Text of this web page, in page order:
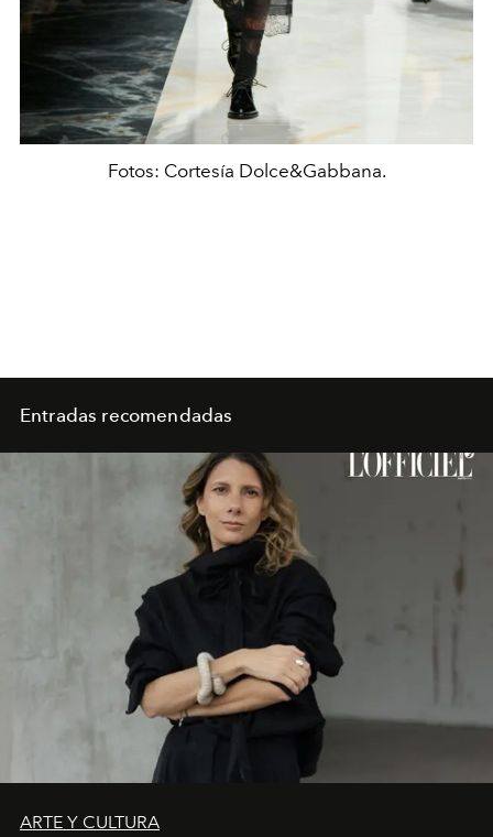
Fotos: Cortesía Dolce&Gabbana.
Entradas recomendadas
ARTE Y CULTURA